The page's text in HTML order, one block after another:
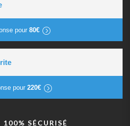
pour 80€
pour 220€
SÉCURISÉ